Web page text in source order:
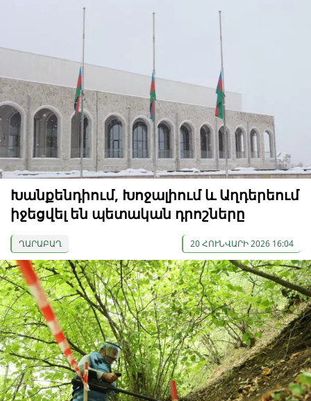
Խանքենդիում, Խոջալիում և Աղդերեում
իջեցվել են պետական ​​դրոշները
ՂԱՐԱԲԱՂ 20 ՀՈՒՆՎԱՐԻ 2026 16:04